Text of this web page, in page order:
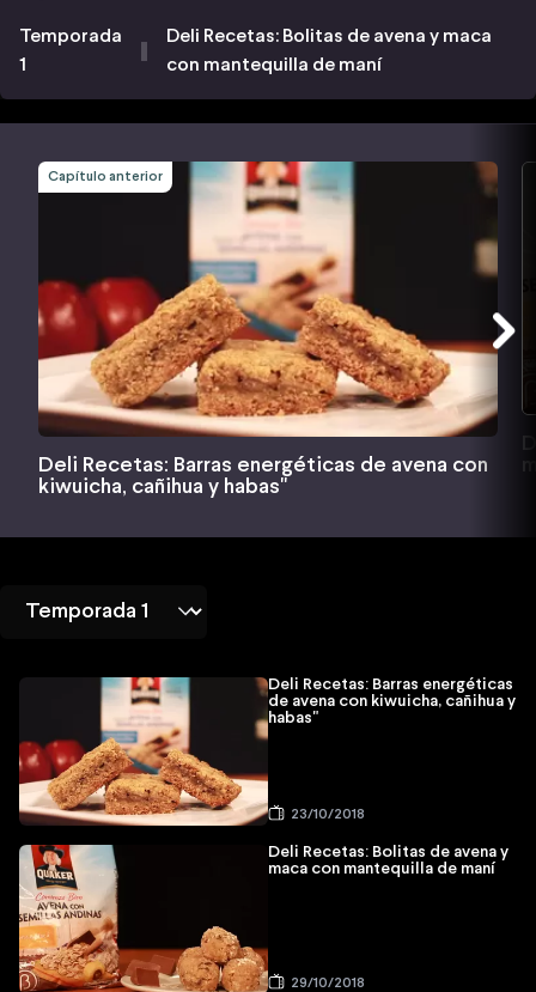
Temporada
1
Deli Recetas: Bolitas de avena y maca
con mantequilla de maní
Capítulo anterior
Deli Recetas: Barras energéticas de avena con
kiwuicha, cañihua y habas"
Deli Recetas: Barras energéticas
de avena con kiwuicha, cañihua y
habas"
23/10/2018
Deli Recetas: Bolitas de avena y
maca con mantequilla de maní
29/10/2018